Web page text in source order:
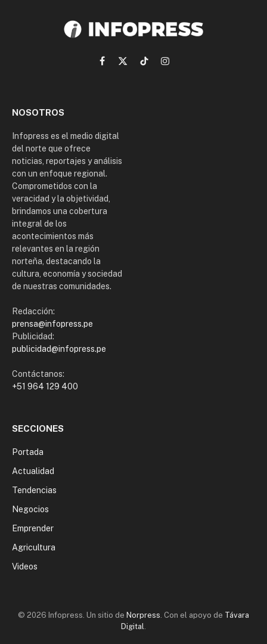
Facebook
X
TikTokInstagram
NOSOTROS
Infopress es el medio digital
del norte que ofrece
noticias, reportajes y análisis
con un enfoque regional.
Comprometidos con la
veracidad y la objetividad,
brindamos una cobertura
integral de los
acontecimientos más
relevantes en la región
norteña, destacando la
cultura, economía y sociedad
de nuestras comunidades.
Redacción:
prensa@infopress.pe
Publicidad:
publicidad@infopress.pe
Contáctanos:
+51 964 129 400
SECCIONES
Portada
Actualidad
Tendencias
Negocios
Emprender
Agricultura
Videos
© 2026 Infopress. Un sitio de Norpress . Con el apoyo de Távara
Digital